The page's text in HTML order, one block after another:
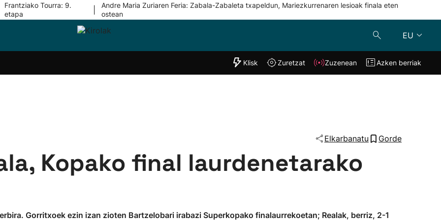
Frantziako Tourra: 9.
etapa
Andre Maria Zuriaren Feria: Zabala-Zabaleta txapeldun, Mariezkurrenaren lesioak finala eten
ostean
EU
Taldeak
"Helmuga"
Klisk Zuzenean
Klisk Zuretzat Zuzenean Azken berriak
Elkarbanatu Gorde
Kopako final laurdenetarako
Gorritxoek ezin izan zioten Bartzelobari irabazi Superkopako finalaurrekoetan; Realak, berriz, 2-1